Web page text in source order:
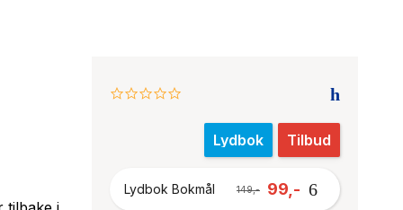
0.0
Lydbok Tilbud
Lydbok Bokmål 99,-
149,-